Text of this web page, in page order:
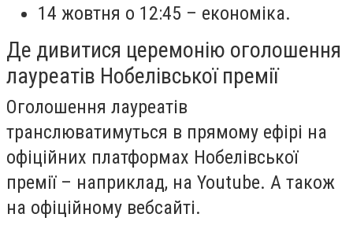
14 жовтня о 12:45 – економіка.
Де дивитися церемонію оголошення
лауреатів Нобелівської премії
Оголошення лауреатів
транслюватимуться в прямому ефірі на
офіційних платформах Нобелівської
премії – наприклад, на Youtube. А також
на офіційному вебсайті.